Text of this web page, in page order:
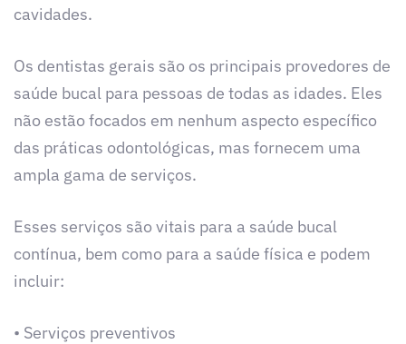
cavidades.
Os dentistas gerais são os principais provedores de
saúde bucal para pessoas de todas as idades. Eles
não estão focados em nenhum aspecto específico
das práticas odontológicas, mas fornecem uma
ampla gama de serviços.
Esses serviços são vitais para a saúde bucal
contínua, bem como para a saúde física e podem
incluir:
• Serviços preventivos